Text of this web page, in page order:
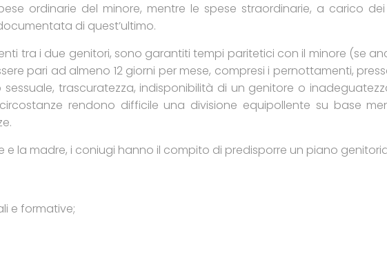
ordinarie del minore, mentre le spese straordinarie, a carico
di quest’ultimo.
tra i due genitori, sono garantiti tempi paritetici con il minore (se
pari ad almeno 12 giorni per mese, compresi i pernottamenti,
trascuratezza, indisponibilità di un genitore o
rendono difficile una divisione equipollente su base
e la madre, i coniugi hanno il compito di predisporre un piano
e formative;